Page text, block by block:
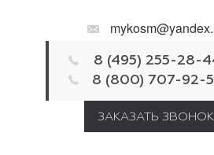
8 (495) 255-28-
8 (800) 707-92-
ЗАКАЗАТЬ ЗВОНОК